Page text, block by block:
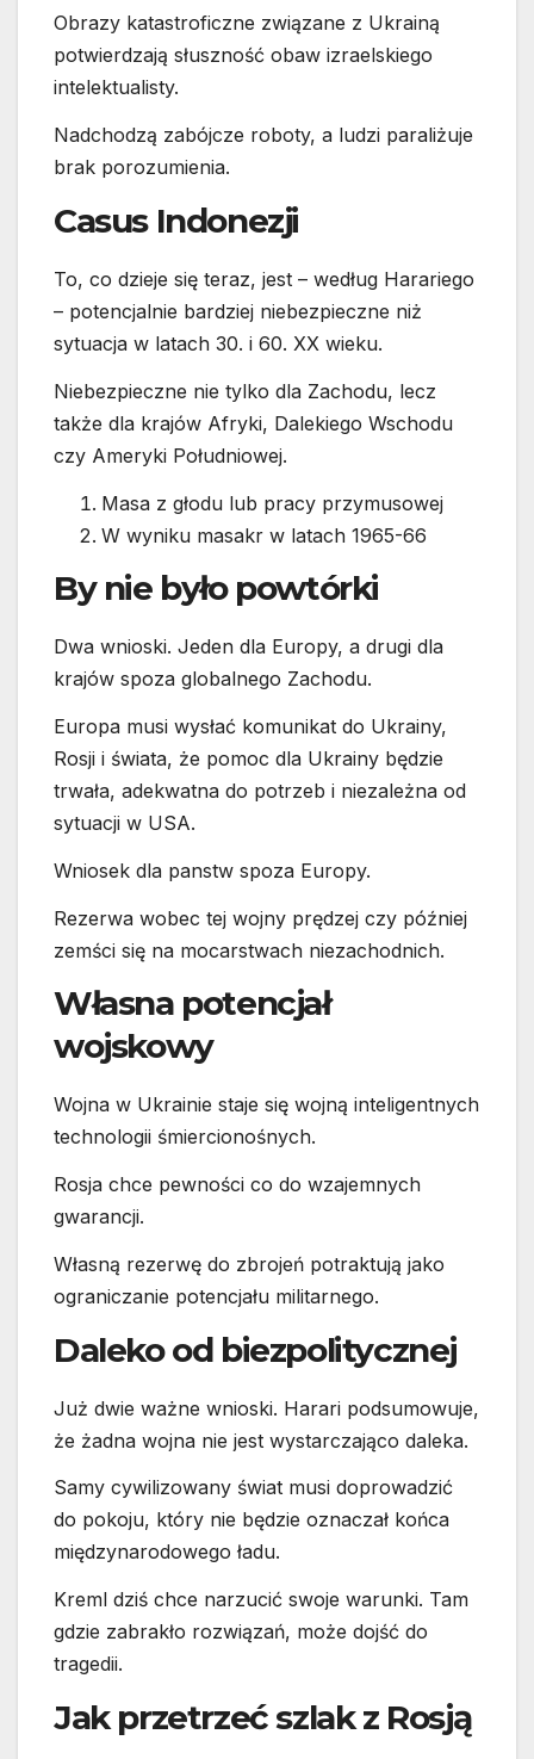
Obrazy katastroficzne związane z Ukrainą
potwierdzają słuszność obaw izraelskiego
intelektualisty.
Nadchodzą zabójcze roboty, a ludzi paraliżuje
brak porozumienia.
Casus Indonezji
To, co dzieje się teraz, jest – według Harariego
– potencjalnie bardziej niebezpieczne niż
sytuacja w latach 30. i 60. XX wieku.
Niebezpieczne nie tylko dla Zachodu, lecz
także dla krajów Afryki, Dalekiego Wschodu
czy Ameryki Południowej.
Masa z głodu lub pracy przymusowej
W wyniku masakr w latach 1965-66
By nie było powtórki
Dwa wnioski. Jeden dla Europy, a drugi dla
krajów spoza globalnego Zachodu.
Europa musi wysłać komunikat do Ukrainy,
Rosji i świata, że pomoc dla Ukrainy będzie
trwała, adekwatna do potrzeb i niezależna od
sytuacji w USA.
Wniosek dla panstw spoza Europy.
Rezerwa wobec tej wojny prędzej czy później
zemści się na mocarstwach niezachodnich.
Własna potencjał
wojskowy
Wojna w Ukrainie staje się wojną inteligentnych
technologii śmiercionośnych.
Rosja chce pewności co do wzajemnych
gwarancji.
Własną rezerwę do zbrojeń potraktują jako
ograniczanie potencjału militarnego.
Daleko od biezpolitycznej
Już dwie ważne wnioski. Harari podsumowuje,
że żadna wojna nie jest wystarczająco daleka.
Samy cywilizowany świat musi doprowadzić
do pokoju, który nie będzie oznaczał końca
międzynarodowego ładu.
Kreml dziś chce narzucić swoje warunki. Tam
gdzie zabrakło rozwiązań, może dojść do
tragedii.
Jak przetrzeć szlak z Rosją